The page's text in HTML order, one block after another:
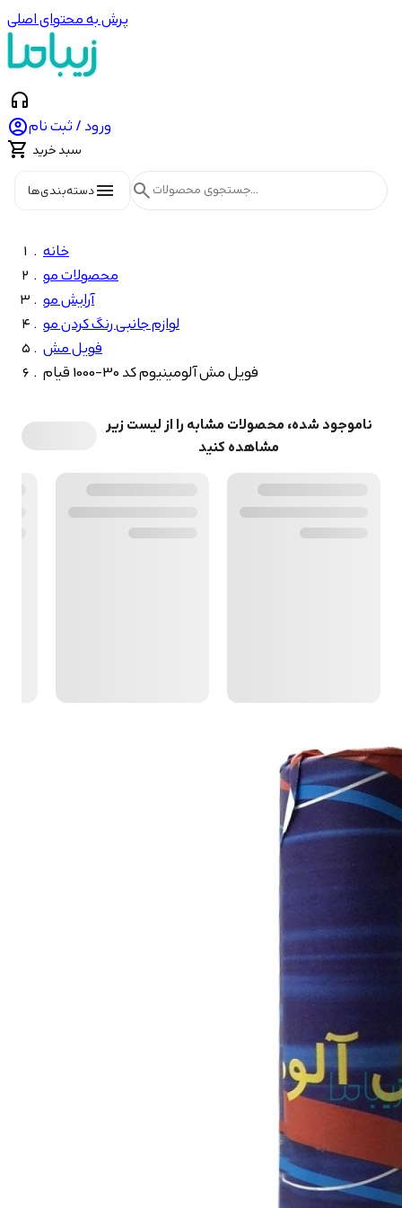
پرش به محتوای اصلی
headphones
ورود / ثبت نام
 سبد خرید
menuدسته‌بندی‌ها search
خانه
محصولات مو
آرایش مو
لوازم جانبی رنگ کردن مو
فویل مش
فویل مش آلومینیوم کد 30-1000 قیام
ناموجود شده، محصولات مشابه را از لیست زیر
مشاهده کنید